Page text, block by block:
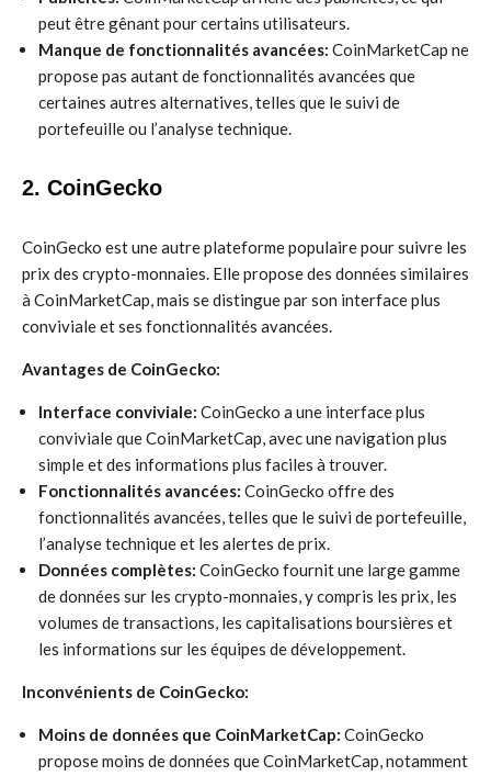
peut être gênant pour certains utilisateurs.
Manque de fonctionnalités avancées: CoinMarketCap ne
propose pas autant de fonctionnalités avancées que
certaines autres alternatives, telles que le suivi de
portefeuille ou l’analyse technique.
2. CoinGecko
CoinGecko est une autre plateforme populaire pour suivre les
prix des crypto-monnaies. Elle propose des données similaires
à CoinMarketCap, mais se distingue par son interface plus
conviviale et ses fonctionnalités avancées.
Avantages de CoinGecko:
Interface conviviale: CoinGecko a une interface plus
conviviale que CoinMarketCap, avec une navigation plus
simple et des informations plus faciles à trouver.
Fonctionnalités avancées: CoinGecko offre des
fonctionnalités avancées, telles que le suivi de portefeuille,
l’analyse technique et les alertes de prix.
Données complètes: CoinGecko fournit une large gamme
de données sur les crypto-monnaies, y compris les prix, les
volumes de transactions, les capitalisations boursières et
les informations sur les équipes de développement.
Inconvénients de CoinGecko:
Moins de données que CoinMarketCap: CoinGecko
propose moins de données que CoinMarketCap, notamment